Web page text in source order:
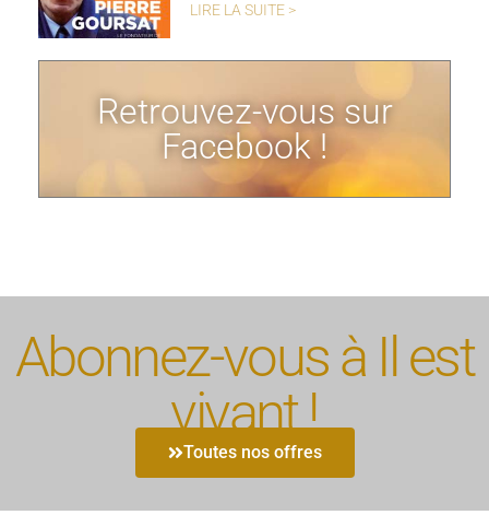
LIRE LA SUITE >
Retrouvez-vous sur
Facebook !
Abonnez-vous à Il est
vivant !
Toutes nos offres